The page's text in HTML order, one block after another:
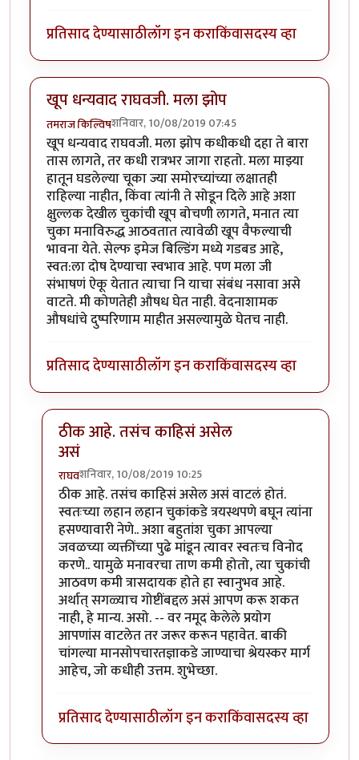
प्रतिसाद देण्यासाठीलॉग इन कराकिंवासदस्य व्हा
खूप धन्यवाद राघवजी. मला झोप
तमराज किल्विषशनिवार, 10/08/2019 07:45
खूप धन्यवाद राघवजी. मला झोप कधीकधी दहा ते बारा
तास लागते, तर कधी रात्रभर जागा राहतो. मला माझ्या
हातून घडलेल्या चूका ज्या समोरच्यांच्या लक्षातही
राहिल्या नाहीत, किंवा त्यांनी ते सोडून दिले आहे अशा
क्षुल्लक देखील चुकांची खूप बोचणी लागते, मनात त्या
चुका मनाविरुद्ध आठवतात त्यावेळी खूप वैफल्याची
भावना येते. सेल्फ इमेज बिल्डिंग मध्ये गडबड आहे,
स्वत:ला दोष देण्याचा स्वभाव आहे. पण मला जी
संभाषणं ऐकू येतात त्याचा नि याचा संबंध नसावा असे
वाटते. मी कोणतेही औषध घेत नाही. वेदनाशामक
औषधांचे दुष्परिणाम माहीत असल्यामुळे घेतच नाही.
प्रतिसाद देण्यासाठीलॉग इन कराकिंवासदस्य व्हा
ठीक आहे. तसंच काहिसं असेल
असं
राघवशनिवार, 10/08/2019 10:25
In reply toखूप धन्यवाद राघवजी. मला झोपby
ठीक आहे. तसंच काहिसं असेल असं वाटलं होतं.
स्वतःच्या लहान लहान चुकांकडे त्रयस्थपणे बघून त्यांना
हसण्यावारी नेणे.. अशा बहुतांश चुका आपल्या
जवळच्या व्यक्तींच्या पुढे मांडून त्यावर स्वतःच विनोद
करणे.. यामुळे मनावरचा ताण कमी होतो, त्या चुकांची
आठवण कमी त्रासदायक होते हा स्वानुभव आहे.
अर्थात् सगळ्याच गोष्टींबद्दल असं आपण करू शकत
नाही, हे मान्य. असो. -- वर नमूद केलेले प्रयोग
आपणांस वाटलेत तर जरूर करून पहावेत. बाकी
चांगल्या मानसोपचारतज्ञाकडे जाण्याचा श्रेयस्कर मार्ग
आहेच, जो कधीही उत्तम. शुभेच्छा.
प्रतिसाद देण्यासाठीलॉग इन कराकिंवासदस्य व्हा